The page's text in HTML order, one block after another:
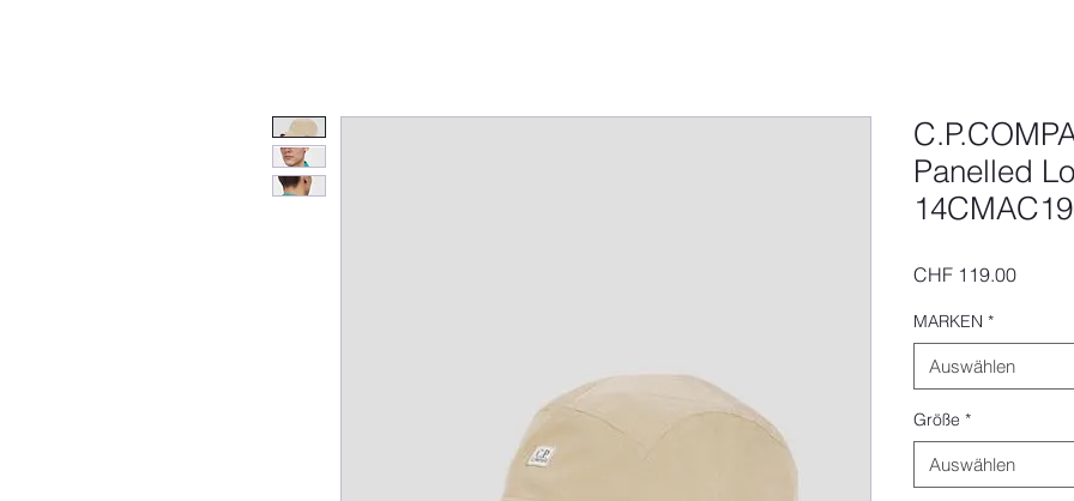
Panelled
CHF 119.00Preis
MARKEN *
Auswählen
Größe *
Auswählen